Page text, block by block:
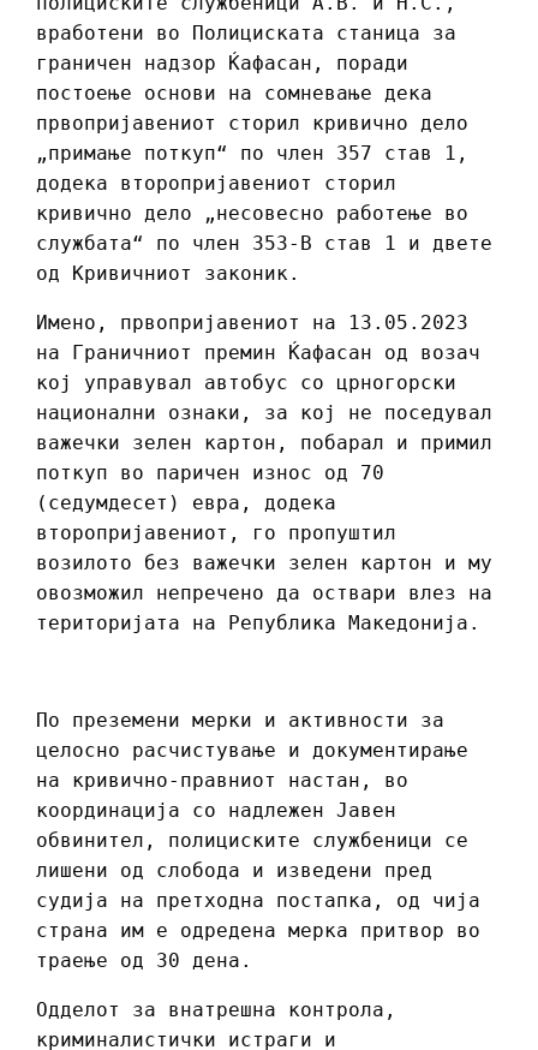
вработени во Полициската станица за
граничен надзор Ќафасан, поради
постоење основи на сомневање дека
првопријавениот сторил кривично дело
„примање поткуп“ по член 357 став 1,
додека второпријавениот сторил
кривично дело „несовесно работење во
службата“ по член 353-В став 1 и двете
од Кривичниот законик.
Имено, првопријавениот на 13.05.2023
на Граничниот премин Ќафасан од возач
кој управувал автобус со црногорски
национални ознаки, за кој не поседувал
важечки зелен картон, побарал и примил
поткуп во паричен износ од 70
(седумдесет) евра, додека
второпријавениот, го пропуштил
возилото без важечки зелен картон и му
овозможил непречено да оствари влез на
територијата на Република Македонија.
По преземени мерки и активности за
целосно расчистување и документирање
на кривично-правниот настан, во
координација со надлежен Јавен
обвинител, полициските службеници се
лишени од слобода и изведени пред
судија на претходна постапка, од чија
страна им е одредена мерка притвор во
траење од 30 дена.
Одделот за внатрешна контрола,
криминалистички истраги и